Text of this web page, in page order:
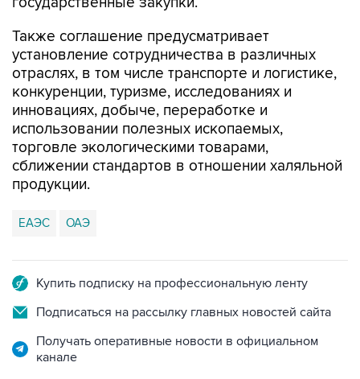
Также соглашение предусматривает
установление сотрудничества в различных
отраслях, в том числе транспорте и логистике,
конкуренции, туризме, исследованиях и
инновациях, добыче, переработке и
использовании полезных ископаемых,
торговле экологическими товарами,
сближении стандартов в отношении халяльной
продукции.
ЕАЭС ОАЭ
Купить подписку на профессиональную ленту
Подписаться на рассылку главных новостей сайта
Получать оперативные новости в официальном
канале